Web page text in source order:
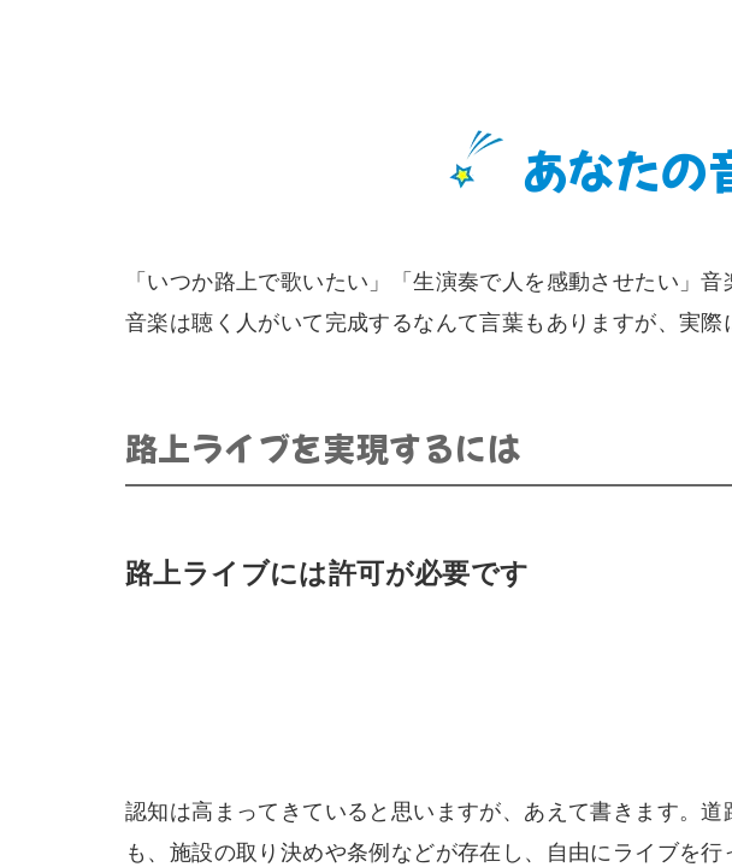
あなたの
「いつか路上で歌いたい」「生演奏で人を感動させたい」
音楽は聴く人がいて完成するなんて言葉もありますが、実際
路上ライブを実現するには
路上ライブには許可が必要です
認知は高まってきていると思いますが、あえて書きます。
も、施設の取り決めや条例などが存在し、自由にライブを